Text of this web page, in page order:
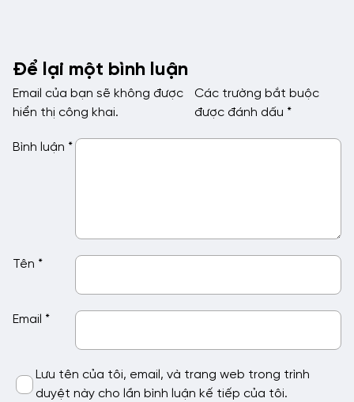
Để lại một bình luận
Email của bạn sẽ không được
hiển thị công khai.
Các trường bắt buộc
được đánh dấu *
Bình luận *
Tên *
Email *
Lưu tên của tôi, email, và trang web trong trình
duyệt này cho lần bình luận kế tiếp của tôi.